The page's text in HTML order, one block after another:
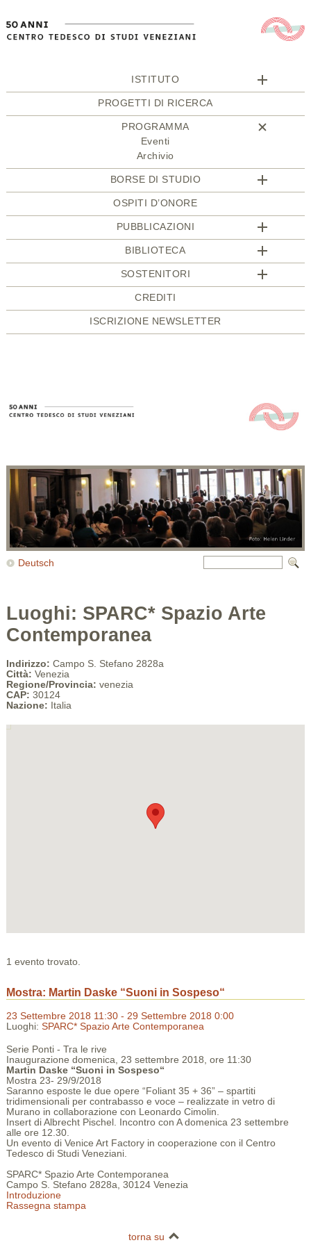
ISTITUTO
PROGETTI DI RICERCA
PROGRAMMA
Eventi
Archivio
BORSE DI STUDIO
OSPITI D’ONORE
PUBBLICAZIONI
BIBLIOTECA
SOSTENITORI
CREDITI
ISCRIZIONE NEWSLETTER
Deutsch
Luoghi: SPARC* Spazio Arte
Contemporanea
Indirizzo: Campo S. Stefano 2828a
Città: Venezia
Regione/Provincia: venezia
CAP: 30124
Nazione: Italia
1 evento trovato.
Mostra: Martin Daske “Suoni in Sospeso“
23 Settembre 2018 11:30 - 29 Settembre 2018 0:00
Luoghi: SPARC* Spazio Arte Contemporanea
Serie Ponti - Tra le rive
Inaugurazione domenica, 23 settembre 2018, ore 11:30
Martin Daske “Suoni in Sospeso“
Mostra 23- 29/9/2018
Saranno esposte le due opere “Foliant 35 + 36” – spartiti
tridimensionali per contrabasso e voce – realizzate in vetro di
Murano in collaborazione con Leonardo Cimolin.
Insert di Albrecht Pischel. Incontro con A domenica 23 settembre
alle ore 12.30.
Un evento di Venice Art Factory in cooperazione con il Centro
Tedesco di Studi Veneziani.
SPARC* Spazio Arte Contemporanea
Campo S. Stefano 2828a, 30124 Venezia
Introduzione
Rassegna stampa
torna su